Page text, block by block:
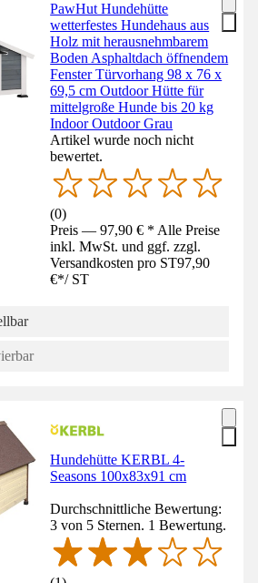
PawHut Hundehütte
wetterfestes Hundehaus aus
Holz mit herausnehmbarem
Boden Asphaltdach öffnendem
Fenster Türvorhang 98 x 76 x
69,5 cm Outdoor Hütte für
mittelgroße Hunde bis 20 kg
Indoor Outdoor Grau
Artikel wurde noch nicht
bewertet.
(0)
Preis — 97,90 € * Alle Preise
inkl. MwSt. und ggf. zzgl.
Versandkosten pro ST97,90
€*/ ST
Hundehütte KERBL 4-
Seasons 100x83x91 cm
Durchschnittliche Bewertung:
3 von 5 Sternen. 1 Bewertung.